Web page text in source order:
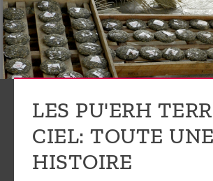
Parmi les
producteurs,
le blog
sommes-
nous ?
Découvrir
LES PU'ERH
CIEL: TOUTE UNE
HISTOIRE